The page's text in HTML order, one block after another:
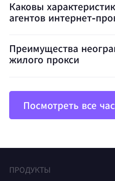
BestProxy не
Каковы
агентов интернет-
Преимущества
жилого прокси
Посмотреть все
ПРОДУКТЫ